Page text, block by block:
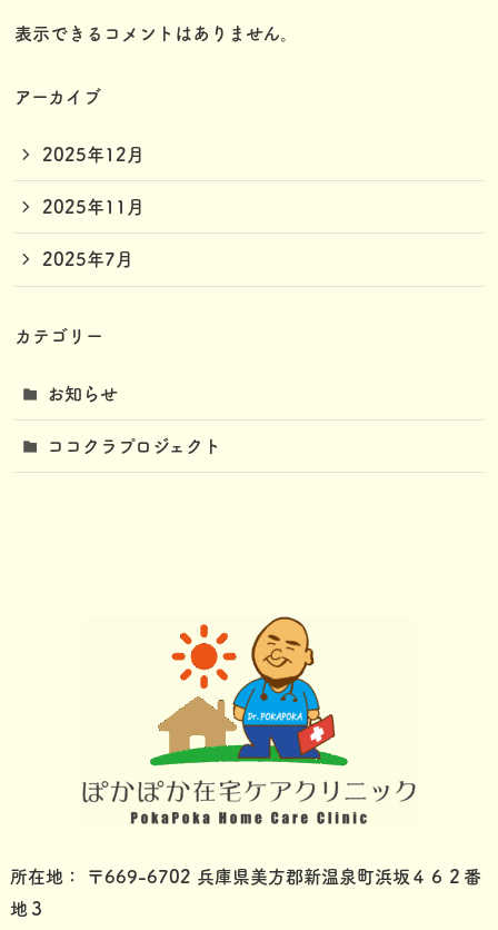
表示できるコメントはありません。
アーカイブ
2025年12月
2025年11月
2025年7月
カテゴリー
お知らせ
ココクラプロジェクト
所在地： 〒669-6702 兵庫県美方郡新温泉町浜坂４６２番
地３